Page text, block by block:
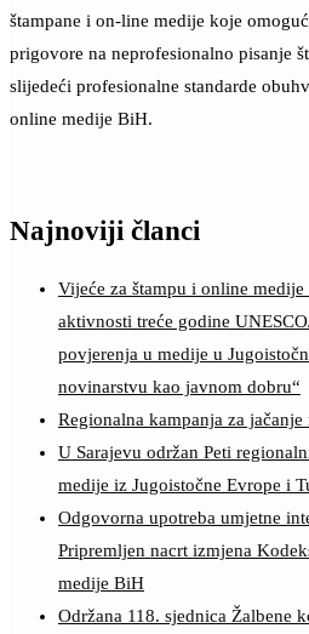
štampane i on-line medije koje
prigovore na neprofesionalno pisanje
slijedeći profesionalne standarde
online medije BiH.
Najnoviji članci
Vijeće za štampu i online
aktivnosti treće godine
povjerenja u medije u
novinarstvu kao javnom dobru“
Regionalna kampanja za
U Sarajevu održan Peti
medije iz Jugoistočne Evrope i
Odgovorna upotreba umjetne
Pripremljen nacrt izmjena
medije BiH
Održana 118. sjednica Žalbene